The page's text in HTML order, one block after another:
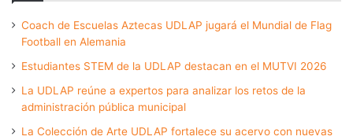
Coach de Escuelas Aztecas UDLAP jugará el Mundial de Flag
Football en Alemania
Estudiantes STEM de la UDLAP destacan en el MUTVI 2026
La UDLAP reúne a expertos para analizar los retos de la
administración pública municipal
La Colección de Arte UDLAP fortalece su acervo con nuevas